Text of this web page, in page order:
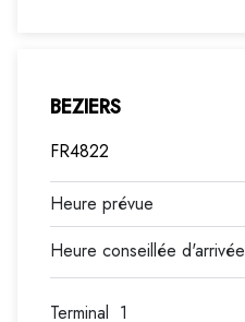
FR4822
BEZIERS
Terminal 1